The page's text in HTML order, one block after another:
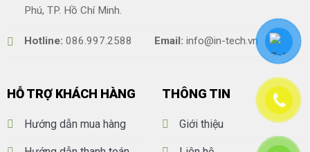
Phú, TP. Hồ Chí Minh.
Hotline: 086.997.2588 Email: info@in-tech.vn
HỖ TRỢ KHÁCH HÀNG
Hướng dẫn mua hàng
THÔNG TIN
Giới thiệu